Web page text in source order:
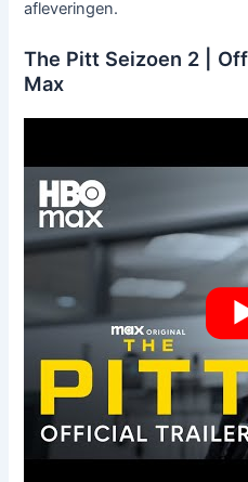
afleveringen.
The Pitt Seizoen 2 |
Max